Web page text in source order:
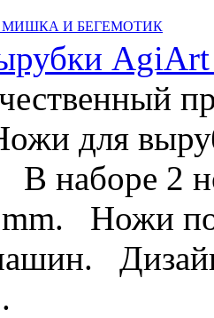
для
В наборе 2
Ножи